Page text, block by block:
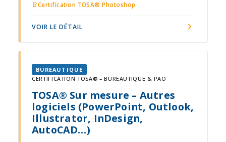
Certification TOSA® Photoshop
VOIR LE DÉTAIL
BUREAUTIQUE
CERTIFICATION TOSA® – BUREAUTIQUE & PAO
TOSA® Sur mesure – Autres
logiciels (PowerPoint, Outlook,
Illustrator, InDesign,
AutoCAD…)